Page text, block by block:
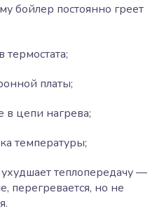
бойлер постоянно греет
термостата;
платы;
в цепи нагрева;
температуры;
ухудшает теплопередачу —
перегревается, но не